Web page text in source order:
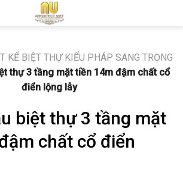
KẾ BIỆT THỰ KIỂU PHÁP SANG TRỌNG
thự 3 tầng mặt tiền 14m đậm chất cổ
điển lộng lẫy
biệt thự 3 tầng mặt
chất cổ điển